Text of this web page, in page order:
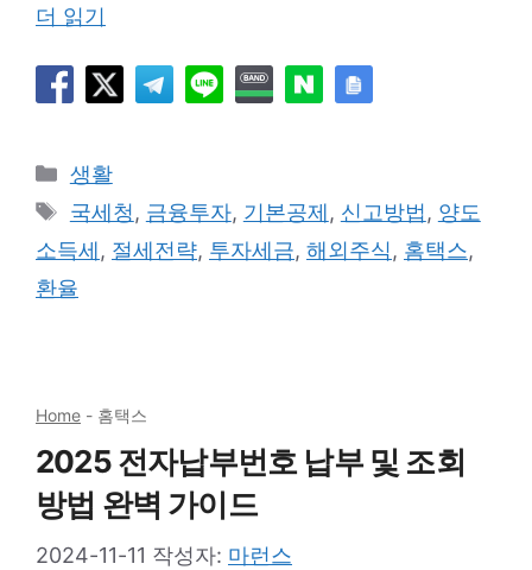
더 읽기
카
테
리
생활
태
그
국세청, 금융투자, 기본공제, 신고방법 , 양도
소득세, 절세전략, 투자세금, 해외주식, 홈택스,
환율
Home - 홈택스
2025 전자납부번호 납부 및 조회
방법 완벽 가이드
2024-11-11 작성자: 마런스